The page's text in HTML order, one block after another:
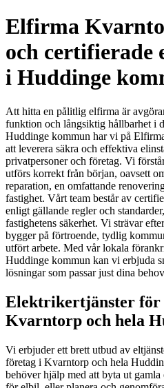
Elfirma
och certifierade
i Huddinge
Att hitta en pålitlig elfirma är
funktion och långsiktig hållbarhet i
Huddinge kommun har vi på
att leverera säkra och effektiva
privatpersoner och företag. Vi
utförs korrekt från början, oavsett
reparation, en omfattande
fastighet. Vårt team består av
enligt gällande regler och
fastighetens säkerhet. Vi strävar
bygger på förtroende, tydlig
utfört arbete. Med vår lokala
Huddinge kommun kan vi erbjuda
lösningar som passar just dina
Elektrikertjänster för
Kvarntorp och hela
Vi erbjuder ett brett utbud av
företag i Kvarntorp och hela
behöver hjälp med att byta ut